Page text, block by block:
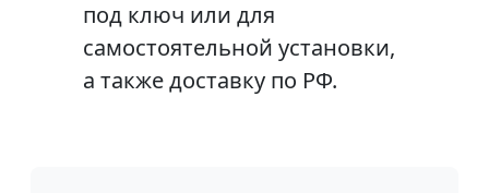
под ключ или для
самостоятельной установки,
а также доставку по РФ.